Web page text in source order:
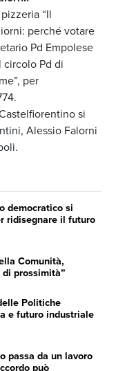
“Il
perché votare
Pd Empolese
Pd di
per
si
Alessio Falorni
democratico si
ridisegnare il futuro
Comunità,
prossimità”
Politiche
e futuro industriale
passa da un lavoro
può